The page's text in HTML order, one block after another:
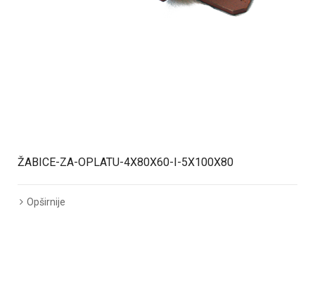
ŽABICE-ZA-OPLATU-4X80X60-I-5X100X80
Opširnije